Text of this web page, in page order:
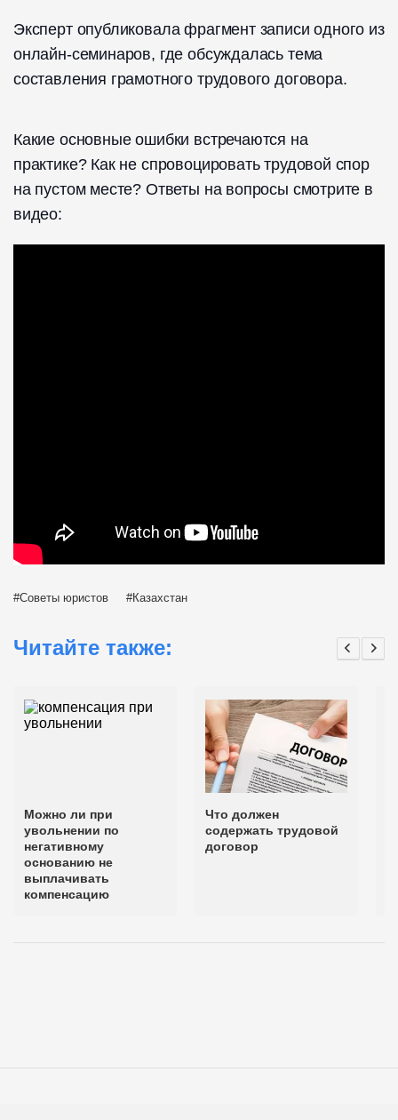
Эксперт опубликовала фрагмент записи одного из
онлайн-семинаров, где обсуждалась тема
составления грамотного трудового договора.
Какие основные ошибки встречаются на
практике? Как не спровоцировать трудовой спор
на пустом месте? Ответы на вопросы смотрите в
видео:
Советы юристов Казахстан
Читайте также:
Можно ли при
увольнении по
негативному
основанию не
выплачивать
компенсацию
Что должен
содержать трудовой
договор